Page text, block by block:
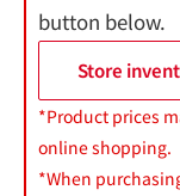
button below.
Store
*Product prices
online shopping.
*When